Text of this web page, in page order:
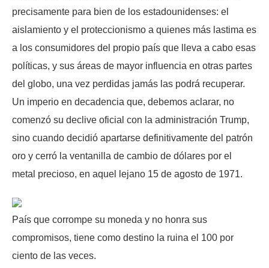
precisamente para bien de los estadounidenses: el
aislamiento y el proteccionismo a quienes más lastima es
a los consumidores del propio país que lleva a cabo esas
políticas, y sus áreas de mayor influencia en otras partes
del globo, una vez perdidas jamás las podrá recuperar.
Un imperio en decadencia que, debemos aclarar, no
comenzó su declive oficial con la administración Trump,
sino cuando decidió apartarse definitivamente del patrón
oro y cerró la ventanilla de cambio de dólares por el
metal precioso, en aquel lejano 15 de agosto de 1971.
País que corrompe su moneda y no honra sus
compromisos, tiene como destino la ruina el 100 por
ciento de las veces.